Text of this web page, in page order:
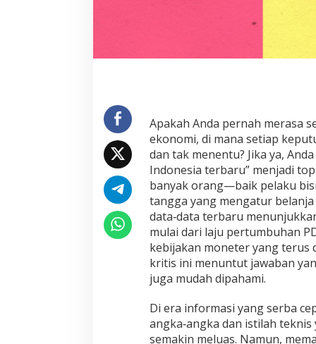
Apakah Anda pernah merasa
ekonomi, di mana setiap
dan tak menentu? Jika ya,
Indonesia terbaru” menjadi
banyak orang—baik pelaku
tangga yang mengatur
data‑data terbaru
mulai dari laju pertumbuhan
kebijakan moneter yang terus
kritis ini menuntut jawaban
juga mudah dipahami.
Di era informasi yang serba
angka‑angka dan istilah
semakin meluas. Namun,